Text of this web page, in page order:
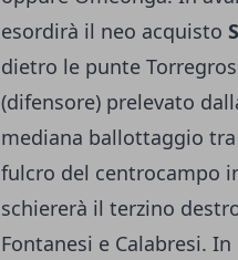
esordirà il neo acquisto
dietro le punte
(difensore) prelevato
mediana ballottaggio
fulcro del centrocampo
schiererà il terzino
Fontanesi e Calabresi.